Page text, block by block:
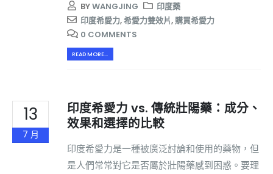
BYWANGJING
印度藥
印度希愛力,希愛力雙效片,購買希愛力
0 COMMENTS
READ MORE...
13
7 月
印度希愛力 vs. 傳統壯陽藥：成分、
效果和選擇的比較
印度希愛力是一種被廣泛討論和使用的藥物，但
是人們常常對它是否屬於壯陽藥感到困惑。要理